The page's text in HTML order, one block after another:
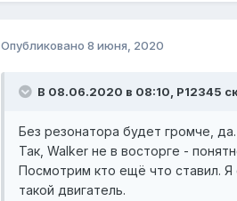
Опубликовано 8 июня, 2020
В 08.06.2020 в 08:10, P12345
Без резонатора будет громче, да.
Так, Walker не в восторге -
Посмотрим кто ещё что ставил. Я
такой двигатель.